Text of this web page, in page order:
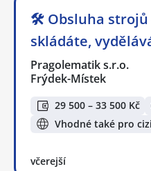
🛠️ Obsluha strojů
skládáte,
Pragolematik s.r.o.
Frýdek-Místek
29 500 – 33 500 Kč
Vhodné také pro
včerejší